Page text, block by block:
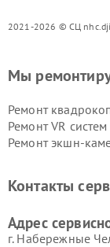
2021-2026 © СЦ
Мы
Ремонт
Ремонт VR систем
Ремонт экшн-
Контакты
Адрес
г. Набережные